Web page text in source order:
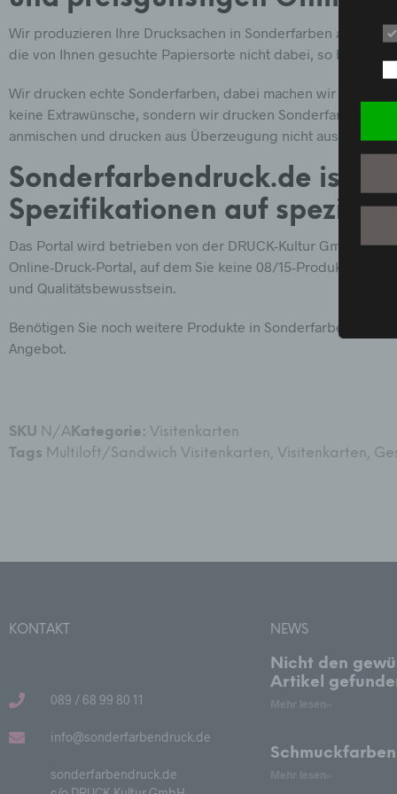
Wir produzieren Ihre Drucksachen in Sonderfarben auf
die von Ihnen gesuchte Papiersorte nicht dabei, so
Wir drucken echte Sonderfarben, dabei machen wir keinen
keine Extrawünsche, sondern wir drucken Sonderfarben
anmischen und drucken aus Überzeugung nicht aus der
Sonderfarbendruck.de ist
Spezifikationen auf
Das Portal wird betrieben von der DRUCK-Kultur GmbH,
Online-Druck-Portal, auf dem Sie keine 08/15-Produkte
und Qualitätsbewusstsein.
Benötigen Sie noch weitere Produkte in Sonderfarben, wie z.
Angebot.
SKU N/A Kategorie: Visitenkarten
Tags Multiloft/Sandwich Visitenkarten , Visitenkarten ,
KONTAKT
089 / 68 99 80 11
info@sonderfarbendruck.de
sonderfarbendruck.de
NEWS
Nicht den
Artikel
Schmuckfarben